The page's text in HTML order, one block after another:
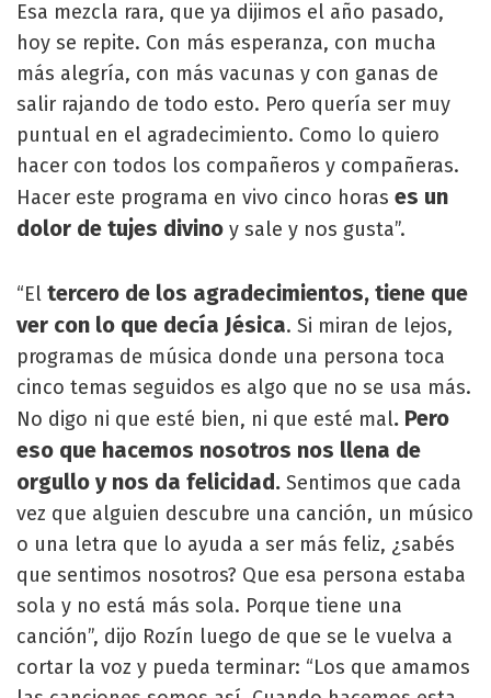
Esa mezcla rara, que ya dijimos el año pasado,
hoy se repite. Con más esperanza, con mucha
más alegría, con más vacunas y con ganas de
salir rajando de todo esto. Pero quería ser muy
puntual en el agradecimiento. Como lo quiero
hacer con todos los compañeros y compañeras.
Hacer este programa en vivo cinco horas es un
dolor de tujes divino y sale y nos gusta”.
“El tercero de los agradecimientos, tiene que
ver con lo que decía Jésica. Si miran de lejos,
programas de música donde una persona toca
cinco temas seguidos es algo que no se usa más.
No digo ni que esté bien, ni que esté mal. Pero
eso que hacemos nosotros nos llena de
orgullo y nos da felicidad. Sentimos que cada
vez que alguien descubre una canción, un músico
o una letra que lo ayuda a ser más feliz, ¿sabés
que sentimos nosotros? Que esa persona estaba
sola y no está más sola. Porque tiene una
canción”, dijo Rozín luego de que se le vuelva a
cortar la voz y pueda terminar: “Los que amamos